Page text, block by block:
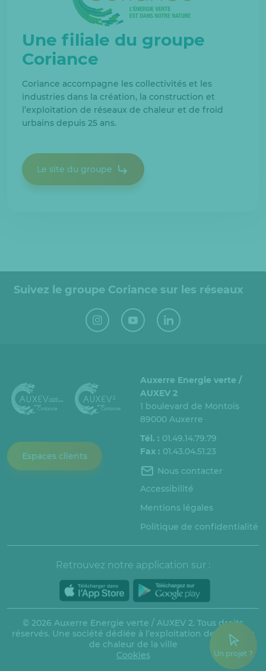
Une filiale du groupe
Coriance
Coriance accompagne les collectivités et les
industries dans la création, la construction et
l’exploitation de réseaux de chaleur et de froid
urbains depuis 25 ans.
Le site du groupe
Suivez le groupe Coriance sur les réseaux
Espaces clients
Auxerre Energie verte /
AUXEV 2
1 boulevard de Montois
89000 Auxerre
Tél. : 01.49.14.79.79
Fax : 01.43.04.51.23
Nous contacter
Accessibilité
Mentions légales
Politique de confidentialité
Retrouvez notre application sur :
© 2026 Auxerre Energie verte / AUXEV 2. Tous droits
réservés. Une société dédiée à l’exploitation des réseaux
de chaleur de la ville
Cookies
Un projet ?